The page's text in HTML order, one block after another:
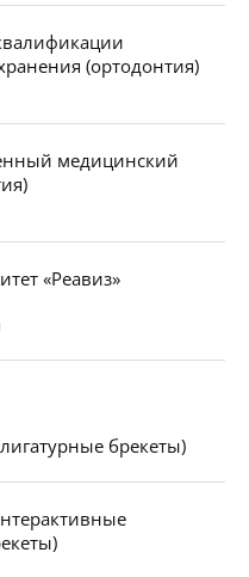
(ортодонтия)
медицинский
«Реавиз»
брекеты)